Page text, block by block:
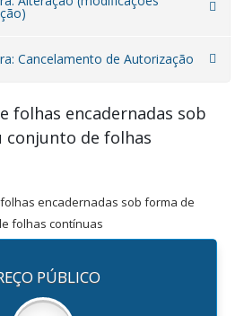
Cancelamento de Autorização
folhas encadernadas sob
de folhas
encadernadas sob forma de
folhas contínuas
PÚBLICO